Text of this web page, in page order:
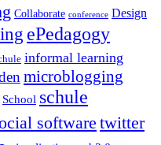
Collaborate conference Design
ePedagogy
informal learning
microblogging
School schule
software twitter